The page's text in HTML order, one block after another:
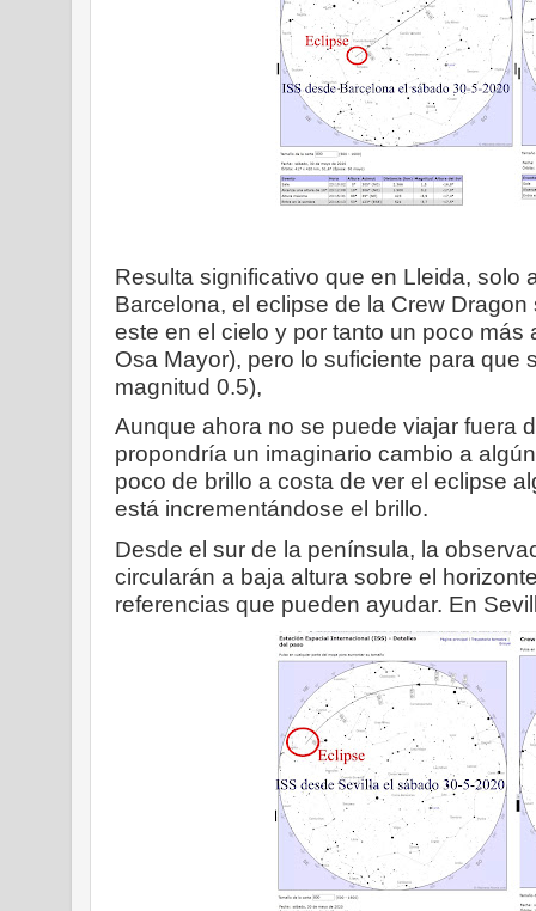
Resulta significativo que en Lleida, solo
Barcelona, el eclipse de la Crew
este en el cielo y por tanto un poco
Osa Mayor), pero lo suficiente para que
magnitud 0.5),
Aunque ahora no se puede viajar fuera
propondría un imaginario cambio a
poco de brillo a costa de ver el eclipse
está incrementándose el brillo.
Desde el sur de la península, la
circularán a baja altura sobre el
referencias que pueden ayudar. En